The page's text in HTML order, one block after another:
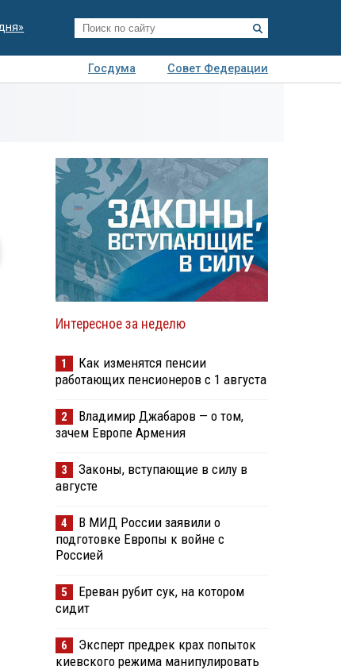
Госдума
Совет Федерации
Интересное за неделю
1
Как изменятся пенсии
работающих пенсионеров с 1 августа
2
Владимир Джабаров — о том,
зачем Европе Армения
3
Законы, вступающие в силу в
августе
4
В МИД России заявили о
подготовке Европы к войне с
Россией
5
Ереван рубит сук, на котором
сидит
6
Эксперт предрек крах попыток
киевского режима манипулировать